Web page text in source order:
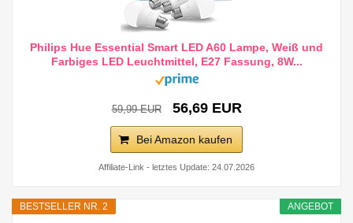
Philips Hue Essential Smart LED A60 Lampe, Weiß und
Farbiges LED Leuchtmittel, E27 Fassung, 8W...
59,99 EUR 56,69 EUR
Bei Amazon kaufen
Affiliate-Link - letztes Update: 24.07.2026
ANGEBOT
BESTSELLER NR. 2